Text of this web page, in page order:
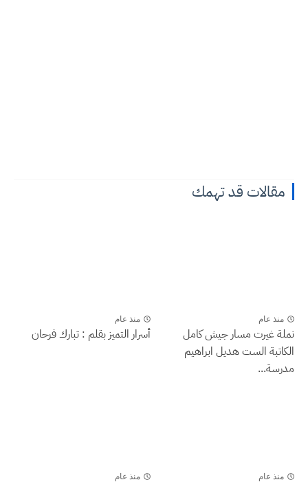
مقالات قد تهمك
منذ عام
نملة غيرت مسار جيش كامل
الكاتبة الست هديل ابراهيم
مدرسة...
منذ عام
أسرار التميز بقلم : تبارك فرحان
منذ عام منذ عام